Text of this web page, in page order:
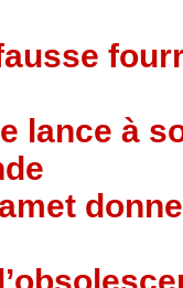
lance à